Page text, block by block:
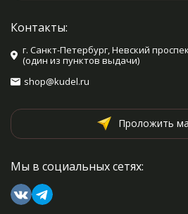
Контакты:
г. Санкт-Петербург, Невский
(один из пунктов выдачи)
shop@kudel.ru
Проложить
Мы в социальных сетях: